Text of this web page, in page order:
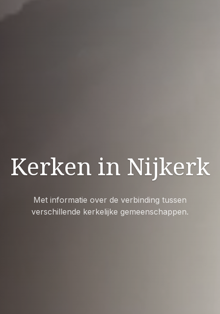
Kerken in Nijkerk
Met informatie over de verbinding tussen
verschillende kerkelijke gemeenschappen.